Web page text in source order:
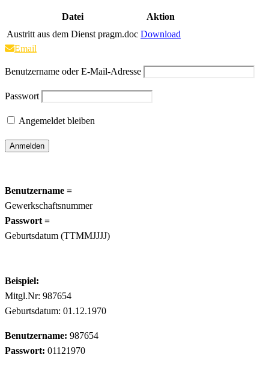
Datei
Aktion
Austritt aus dem Dienst pragm.doc Download
Email
Benutzername oder E-Mail-Adresse
Passwort
Angemeldet bleiben
Benutzername =
Gewerkschaftsnummer
Passwort =
Geburtsdatum (TTMMJJJJ)
Beispiel:
Mitgl.Nr: 987654
Geburtsdatum: 01.12.1970
Benutzername: 987654
Passwort: 01121970